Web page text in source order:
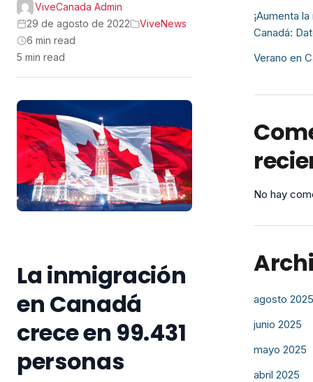
ViveCanada Admin
29 de agosto de 2022
ViveNews
6 min read
5 min read
La inmigración
en Canadá
crece en 99.431
personas
¡Aumenta
Canadá:
Verano en
No hay
agosto 2025
junio 2025
mayo 2025
abril 2025